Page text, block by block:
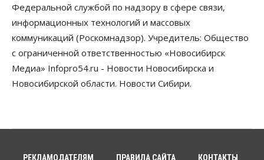
Новосибирское правительство требует 226 млн со
строителя экстрим-центра
05 Августа 2026, 11:30
Общество
Премьер-министру Мишустину показали проект
подтверждают нормализацию ситуации с
Федеральной службой по надзору в сфере связи,
информационных технологий и массовых
коммуникаций (Роскомнадзор). Учредитель: Общество
с ограниченной ответственностью «Новосибирск
Медиа» Infopro54.ru - Новости Новосибирска и
Новосибирской области. Новости Сибири.
РЕКЛАМОДАТЕЛЯМ ПРАВИЛА САЙТА КОНТАКТЫ